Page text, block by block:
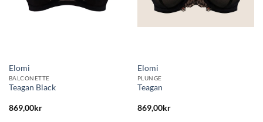
Elomi
BALCONETTE
Teagan Black
869,00kr
Elomi
PLUNGE
Teagan
869,00kr